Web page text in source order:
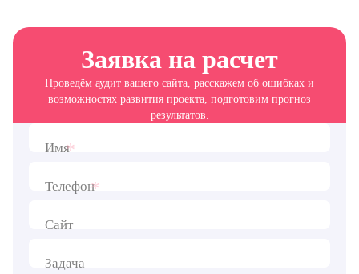
Заявка на расчет
Проведём аудит вашего сайта, расскажем об ошибках и
возможностях развития проекта, подготовим прогноз
результатов.
Имя*
Телефон*
Сайт
Задача